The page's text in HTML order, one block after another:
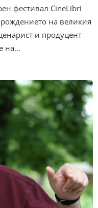
фестивал CineLibri
на великия
и продуцент
на…